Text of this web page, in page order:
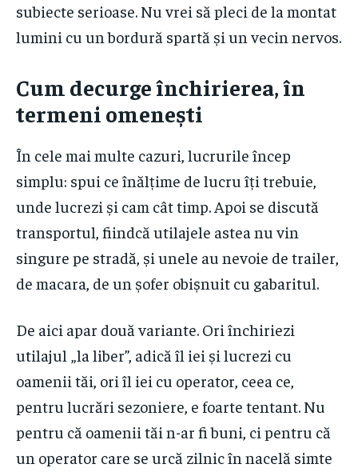
subiecte serioase. Nu vrei să pleci de la montat
lumini cu un bordură spartă și un vecin nervos.
Cum decurge închirierea, în
termeni omenești
În cele mai multe cazuri, lucrurile încep
simplu: spui ce înălțime de lucru îți trebuie,
unde lucrezi și cam cât timp. Apoi se discută
transportul, fiindcă utilajele astea nu vin
singure pe stradă, și unele au nevoie de trailer,
de macara, de un șofer obișnuit cu gabaritul.
De aici apar două variante. Ori închiriezi
utilajul „la liber”, adică îl iei și lucrezi cu
oamenii tăi, ori îl iei cu operator, ceea ce,
pentru lucrări sezoniere, e foarte tentant. Nu
pentru că oamenii tăi n-ar fi buni, ci pentru că
un operator care se urcă zilnic în nacelă simte